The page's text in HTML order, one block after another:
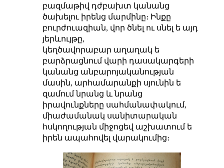
բազմաթիվ դժբախտ կանանց
ծախելու իրենց մարմինը։ Ինքը
բուրժուազիան, վոր ծնել ու սնել ե այդ
յերևույթը,
կեղծավորաբար աղաղակ ե
բարձրացնում վարի դասակարգերի
կանանց անբարոյականության
մասին, արհամարանքի սյունին ե
զամում նրանց և նրանց
իրավունքները սահմանափակում,
միաժամանակ սանիտարական
հսկողության միջոցեվ աշխատում ե
իրեն ապահովել վարակումից։